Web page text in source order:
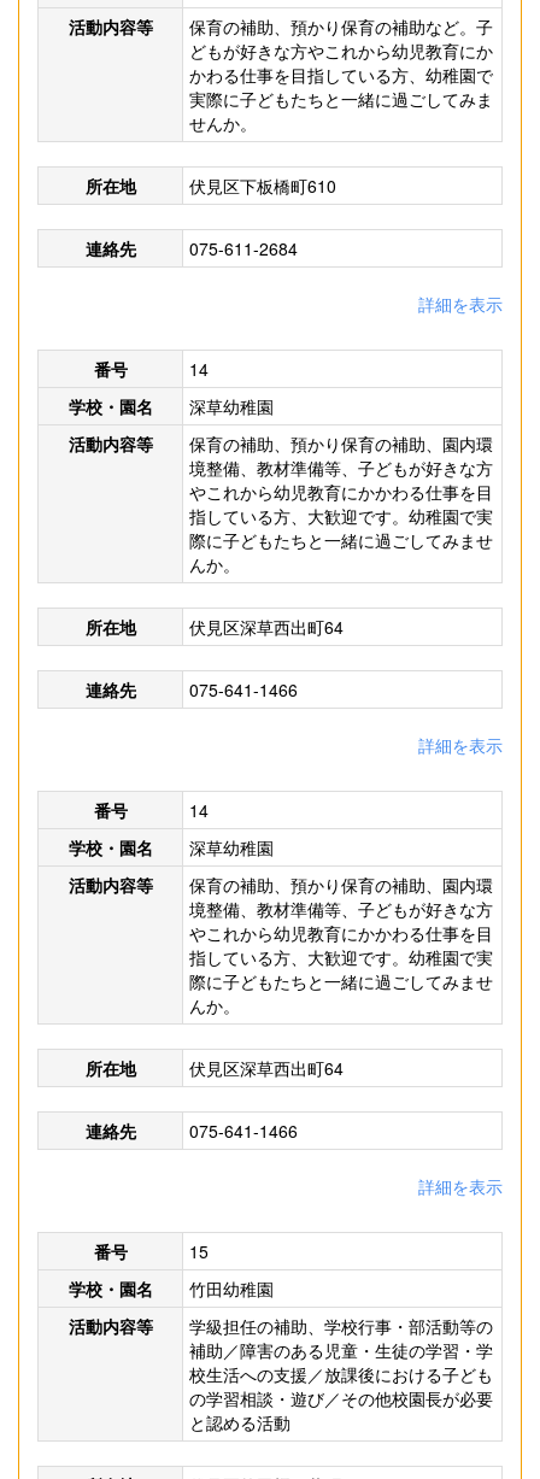
活動内容等
保育の補助、預かり保育の補助など。子
どもが好きな方やこれから幼児教育にか
かわる仕事を目指している方、幼稚園で
実際に子どもたちと一緒に過ごしてみま
せんか。
所在地 伏見区下板橋町610
連絡先 075-611-2684
詳細を表示
番号
14
学校・園名
深草幼稚園
活動内容等
保育の補助、預かり保育の補助、園内環
境整備、教材準備等、子どもが好きな方
やこれから幼児教育にかかわる仕事を目
指している方、大歓迎です。幼稚園で実
際に子どもたちと一緒に過ごしてみませ
んか。
所在地 伏見区深草西出町64
連絡先 075-641-1466
詳細を表示
番号
14
学校・園名
深草幼稚園
活動内容等
保育の補助、預かり保育の補助、園内環
境整備、教材準備等、子どもが好きな方
やこれから幼児教育にかかわる仕事を目
指している方、大歓迎です。幼稚園で実
際に子どもたちと一緒に過ごしてみませ
んか。
所在地 伏見区深草西出町64
連絡先 075-641-1466
詳細を表示
番号
15
学校・園名
竹田幼稚園
活動内容等
学級担任の補助、学校行事・部活動等の
補助／障害のある児童・生徒の学習・学
校生活への支援／放課後における子ども
の学習相談・遊び／その他校園長が必要
と認める活動